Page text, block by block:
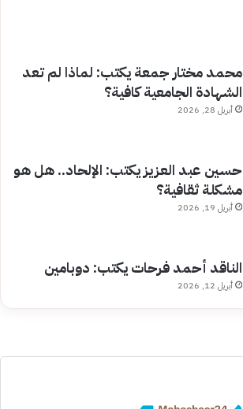
محمد مختار جمعة يكتب: لماذا لم تعد
الشهادة الجامعية كافية؟
أبريل 28, 2026
حسين عبد العزيز يكتب: الإلحاد.. هل هو
مشكلة ثقافية؟
أبريل 19, 2026
الناقد أحمد فرحات يكتب: دوبامين
أبريل 12, 2026